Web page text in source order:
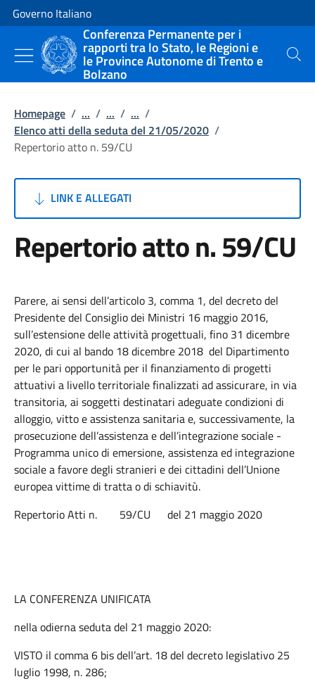
Vai al contenuto
Vai alla navigazione del sito
Governo Italiano
Conferenza Permanente per i
rapporti tra lo Stato, le Regioni e
le Province Autonome di Trento e
Bolzano
Cerca
Homepage / ... / ... / ... /
Elenco atti della seduta del 21/05/2020 /
Repertorio atto n. 59/CU
LINK E ALLEGATI
Repertorio atto n. 59/CU
Parere, ai sensi dell’articolo 3, comma 1, del decreto del
Presidente del Consiglio dei Ministri 16 maggio 2016,
sull’estensione delle attività progettuali, fino 31 dicembre
2020, di cui al bando 18 dicembre 2018 del Dipartimento
per le pari opportunità per il finanziamento di progetti
attuativi a livello territoriale finalizzati ad assicurare, in via
transitoria, ai soggetti destinatari adeguate condizioni di
alloggio, vitto e assistenza sanitaria e, successivamente, la
prosecuzione dell’assistenza e dell’integrazione sociale -
Programma unico di emersione, assistenza ed integrazione
sociale a favore degli stranieri e dei cittadini dell’Unione
europea vittime di tratta o di schiavitù.
Repertorio Atti n. 59/CU del 21 maggio 2020
LA CONFERENZA UNIFICATA
nella odierna seduta del 21 maggio 2020:
VISTO il comma 6 bis dell’art. 18 del decreto legislativo 25
luglio 1998, n. 286;